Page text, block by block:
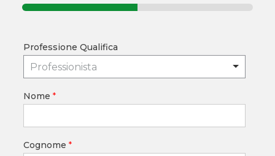
Professione Qualifica
Professionista
Nome *
Cognome *